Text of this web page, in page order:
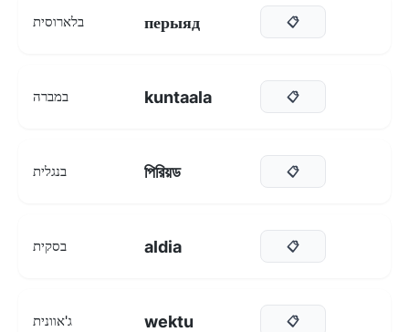
בלארוסית перыяд 📋
במברה kuntaala 📋
בנגלית পিরিয়ড 📋
בסקית aldia 📋
ג'אוונית wektu 📋